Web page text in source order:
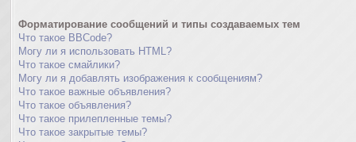
Форматирование сообщений и типы создаваемых тем
Что такое BBCode?
Могу ли я использовать HTML?
Что такое смайлики?
Могу ли я добавлять изображения к сообщениям?
Что такое важные объявления?
Что такое объявления?
Что такое прилепленные темы?
Что такое закрытые темы?